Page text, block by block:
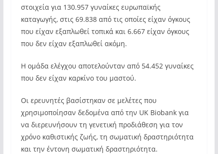
στοιχεία για 130.957 γυναίκες ευρωπαϊκής
καταγωγής, στις 69.838 από τις οποίες είχαν όγκους
που είχαν εξαπλωθεί τοπικά και 6.667 είχαν όγκους
που δεν είχαν εξαπλωθεί ακόμη.
Η ομάδα ελέγχου αποτελούνταν από 54.452 γυναίκες
που δεν είχαν καρκίνο του μαστού.
Οι ερευνητές βασίστηκαν σε μελέτες που
χρησιμοποίησαν δεδομένα από την UK Biobank για
να διερευνήσουν τη γενετική προδιάθεση για τον
χρόνο καθιστικής ζωής, τη σωματική δραστηριότητα
και την έντονη σωματική δραστηριότητα.